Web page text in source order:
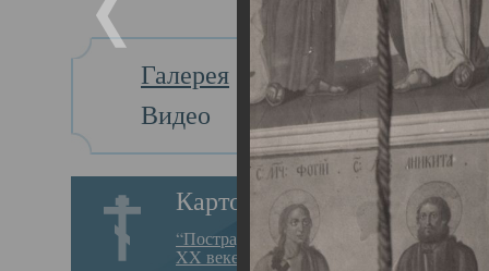
Галерея
Видео
Картотека
“Пострадавшие за веру в
XX веке на Севере”
Главная